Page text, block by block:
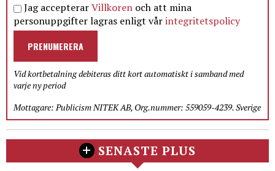
Jag accepterarVillkoren och att mina
personuppgifter lagras enligt vårintegritetspolicy
PRENUMERERA
Vid kortbetalning debiteras ditt kort automatiskt i samband med
varje ny period
Mottagare: Publicism NITEK AB, Org.nummer: 559059-4239. Sverige
SENASTE PLUS